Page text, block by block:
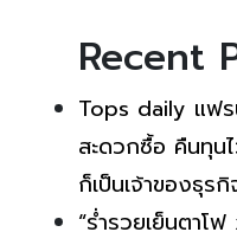
Recent
Tops daily แฟร
สะดวกซื้อ คืนทุน
ก็เป็นเจ้าของธุรกิ
“ร่ำรวยเย็นตาโ